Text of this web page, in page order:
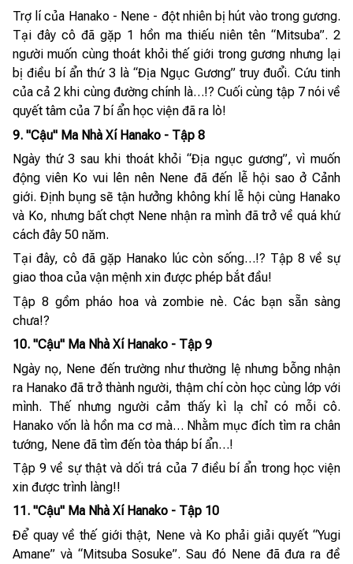
Trợ lí của Hanako - Nene - đột nhiên bị hút vào trong gương.
Tại đây cô đã gặp 1 hồn ma thiếu niên tên “Mitsuba”. 2
người muốn cùng thoát khỏi thế giới trong gương nhưng lại
bị điều bí ẩn thứ 3 là “Địa Ngục Gương” truy đuổi. Cứu tinh
của cả 2 khi cùng đường chính là…!? Cuối cùng tập 7 nói về
quyết tâm của 7 bí ẩn học viện đã ra lò!
9. "Cậu" Ma Nhà Xí Hanako - Tập 8
Ngày thứ 3 sau khi thoát khỏi “Địa ngục gương”, vì muốn
động viên Ko vui lên nên Nene đã đến lễ hội sao ở Cảnh
giới. Định bụng sẽ tận hưởng không khí lễ hội cùng Hanako
và Ko, nhưng bất chợt Nene nhận ra mình đã trở về quá khứ
cách đây 50 năm.
Tại đây, cô đã gặp Hanako lúc còn sống…!? Tập 8 về sự
giao thoa của vận mệnh xin được phép bắt đầu!
Tập 8 gồm pháo hoa và zombie nè. Các bạn sẵn sàng
chưa!?
10. "Cậu" Ma Nhà Xí Hanako - Tập 9
Ngày nọ, Nene đến trường như thường lệ nhưng bỗng nhận
ra Hanako đã trở thành người, thậm chí còn học cùng lớp với
mình. Thế nhưng người cảm thấy kì lạ chỉ có mỗi cô.
Hanako vốn là hồn ma cơ mà… Nhằm mục đích tìm ra chân
tướng, Nene đã tìm đến tòa tháp bí ẩn…!
Tập 9 về sự thật và dối trá của 7 điều bí ẩn trong học viện
xin được trình làng!!
11. "Cậu" Ma Nhà Xí Hanako - Tập 10
Để quay về thế giới thật, Nene và Ko phải giải quyết “Yugi
Amane” và “Mitsuba Sosuke”. Sau đó Nene đã đưa ra đề